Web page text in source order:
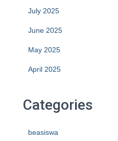
July 2025
June 2025
May 2025
April 2025
Categories
beasiswa